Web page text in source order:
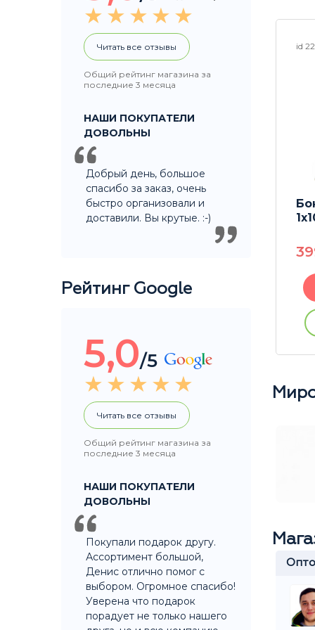
Читать все отзывы
Общий рейтинг магазина за
последние 3 месяца
НАШИ ПОКУПАТЕЛИ
ДОВОЛЬНЫ
Добрый день, большое
спасибо за заказ, очень
быстро организовали и
доставили. Вы крутые. :-)
Рейтинг Google
5,0/5
Читать все отзывы
Общий рейтинг магазина за
последние 3 месяца
НАШИ ПОКУПАТЕЛИ
ДОВОЛЬНЫ
Покупали подарок другу.
Ассортимент большой,
Денис отлично помог с
выбором. Огромное спасибо!
Уверена что подарок
порадует не только нашего
id 26126
Бонг Rastashop Bubbler
1x10-Arm Tree Percolator
В корзину
id
Крылатское
Валентина
Ежедневно